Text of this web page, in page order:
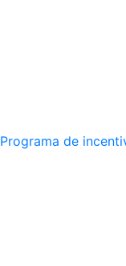
Programa de